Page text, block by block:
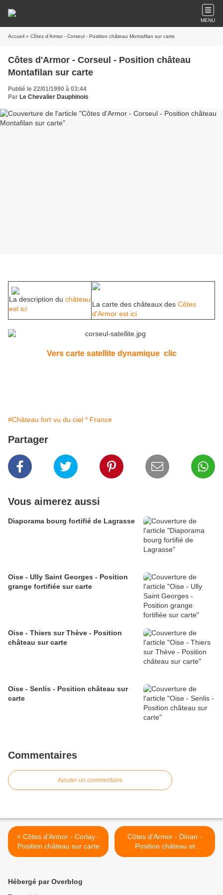
MENU
Accueil » Côtes d'Armor - Corseul - Position château Montafilan sur carte
Côtes d'Armor - Corseul - Position château
Montafilan sur carte
Publié le 22/01/1990 à 03:44
Par Le Chevalier Dauphinois
La description du château
est ici
La carte des châteaux des Côtes
d'Armor est ici
Vers carte satellite dynamique clic
#Château fort vu du ciel * France
Partager
Vous aimerez aussi
Diaporama bourg fortifié de Lagrasse
Oise - Ully Saint Georges - Position
grange fortifiée sur carte
Oise - Thiers sur Thève - Position
château sur carte
Oise - Senlis - Position château sur
carte
Commentaires
Ajouter un commentaire
< Côtes d'Armor - Corlay -
Position château sur carte
Côtes d'Armor - Dinan -
Position château et
fortifications sur carte >
Hébergé par Overblog